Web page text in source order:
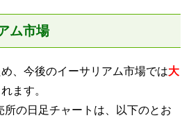
ム市場
、今後のイーサリアム市場では大
ます。
所の日足チャートは、以下のとお